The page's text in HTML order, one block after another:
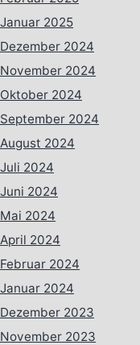
Januar 2025
Dezember 2024
November 2024
Oktober 2024
September 2024
August 2024
Juli 2024
Juni 2024
Mai 2024
April 2024
Februar 2024
Januar 2024
Dezember 2023
November 2023